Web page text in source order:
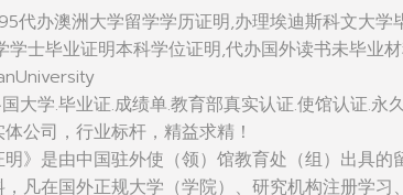
代办澳洲大学留学学历证明,办理埃迪斯科文大学
学士毕业证明本科学位证明,代办国外读书未毕业
大学.毕业证.成绩单.教育部真实认证.使馆认证.永
公司，行业标杆，精益求精！
》是由中国驻外使（领）馆教育处（组）出具的
凡在国外正规大学（学院）、研究机构注册学习